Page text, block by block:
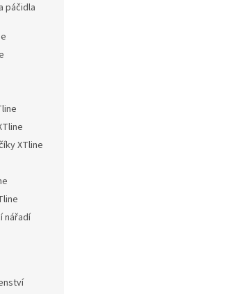
páčidla
XTline
nářadí